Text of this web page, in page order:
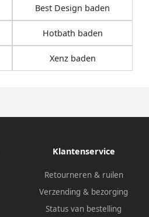
Best Design baden
Hotbath baden
Xenz baden
Klantenservice
Retourneren & ruilen
Verzending & bezorging
Status van bestelling